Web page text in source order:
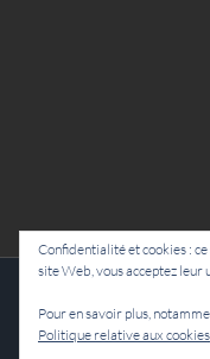
Confidentialité et cookies :
site Web, vous acceptez leur
Pour en savoir plus,
Politique relative aux cookies